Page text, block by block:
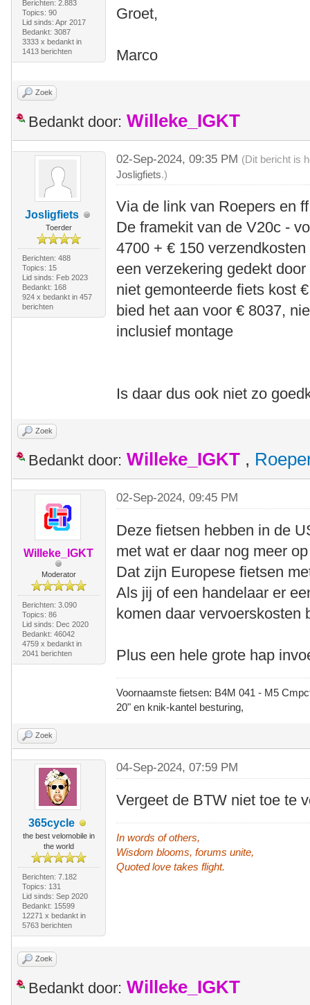
Berichten: 2.883
Topics: 90
Lid sinds: Apr 2017
Bedankt: 3087
3333 x bedankt in
1413 berichten
Groet,
Marco
Zoek
Bedankt door: Willeke_IGKT
Josligfiets
Toerder
Berichten: 488
Topics: 15
Lid sinds: Feb 2023
Bedankt: 168
924 x bedankt in 457
berichten
02-Sep-2024, 09:35 PM (Dit bericht is
Josligfiets.)
Via de link van Roepers en
De framekit van de V20c -
4700 + € 150
een verzekering gedekt
niet gemonteerde fiets kost
bied het aan voor € 8037,
inclusief montage
Is daar dus ook niet zo
Zoek
Bedankt door: Willeke_IGKT ,
Willeke_IGKT
Moderator
Berichten: 3.090
Topics: 86
Lid sinds: Dec 2020
Bedankt: 46042
4759 x bedankt in
2041 berichten
02-Sep-2024, 09:45 PM
Deze fietsen hebben in de
met wat er daar nog meer
Dat zijn Europese fietsen
Als jij of een handelaar er
komen daar vervoerskosten
Plus een hele grote hap
Voornaamste fietsen: B4M 041 - M5
20" en knik-kantel besturing,
Zoek
365cycle
the best velomobile in
the world
Berichten: 7.182
Topics: 131
Lid sinds: Sep 2020
Bedankt: 15599
12271 x bedankt in
5763 berichten
04-Sep-2024, 07:59 PM
Vergeet de BTW niet toe te
In words of others,
Wisdom blooms, forums unite,
Quoted love takes flight.
Zoek
Bedankt door: Willeke_IGKT